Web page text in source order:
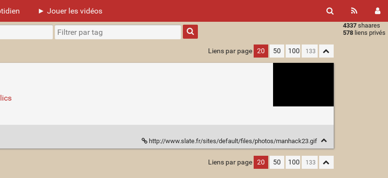
► Jouer les vidéos
4337 shaares
578 liens privés
Type 1 or
more
characters
results.
Liens par page 20 50 100
http://www.slate.fr/sites/default/files/photos/manhack23.gif
Liens par page 20 50 100